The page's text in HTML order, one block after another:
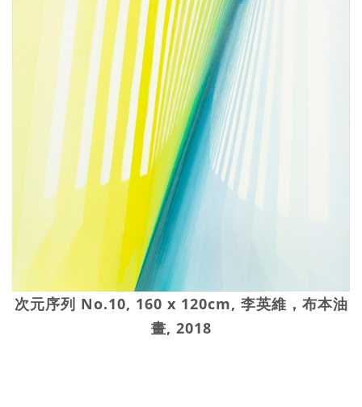
次元序列 No.10, 160 x 120cm, 李英維，布本油
畫, 2018